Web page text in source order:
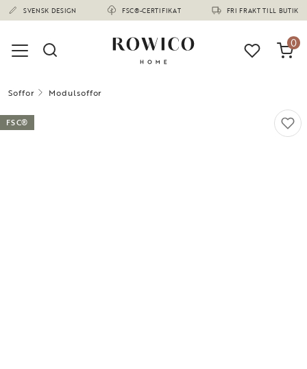
SVENSK DESIGN FSC®-CERTIFIKAT FRI FRAKT TILL BUTIK
(1668)
0
Soffor Modulsoffor
FSC®